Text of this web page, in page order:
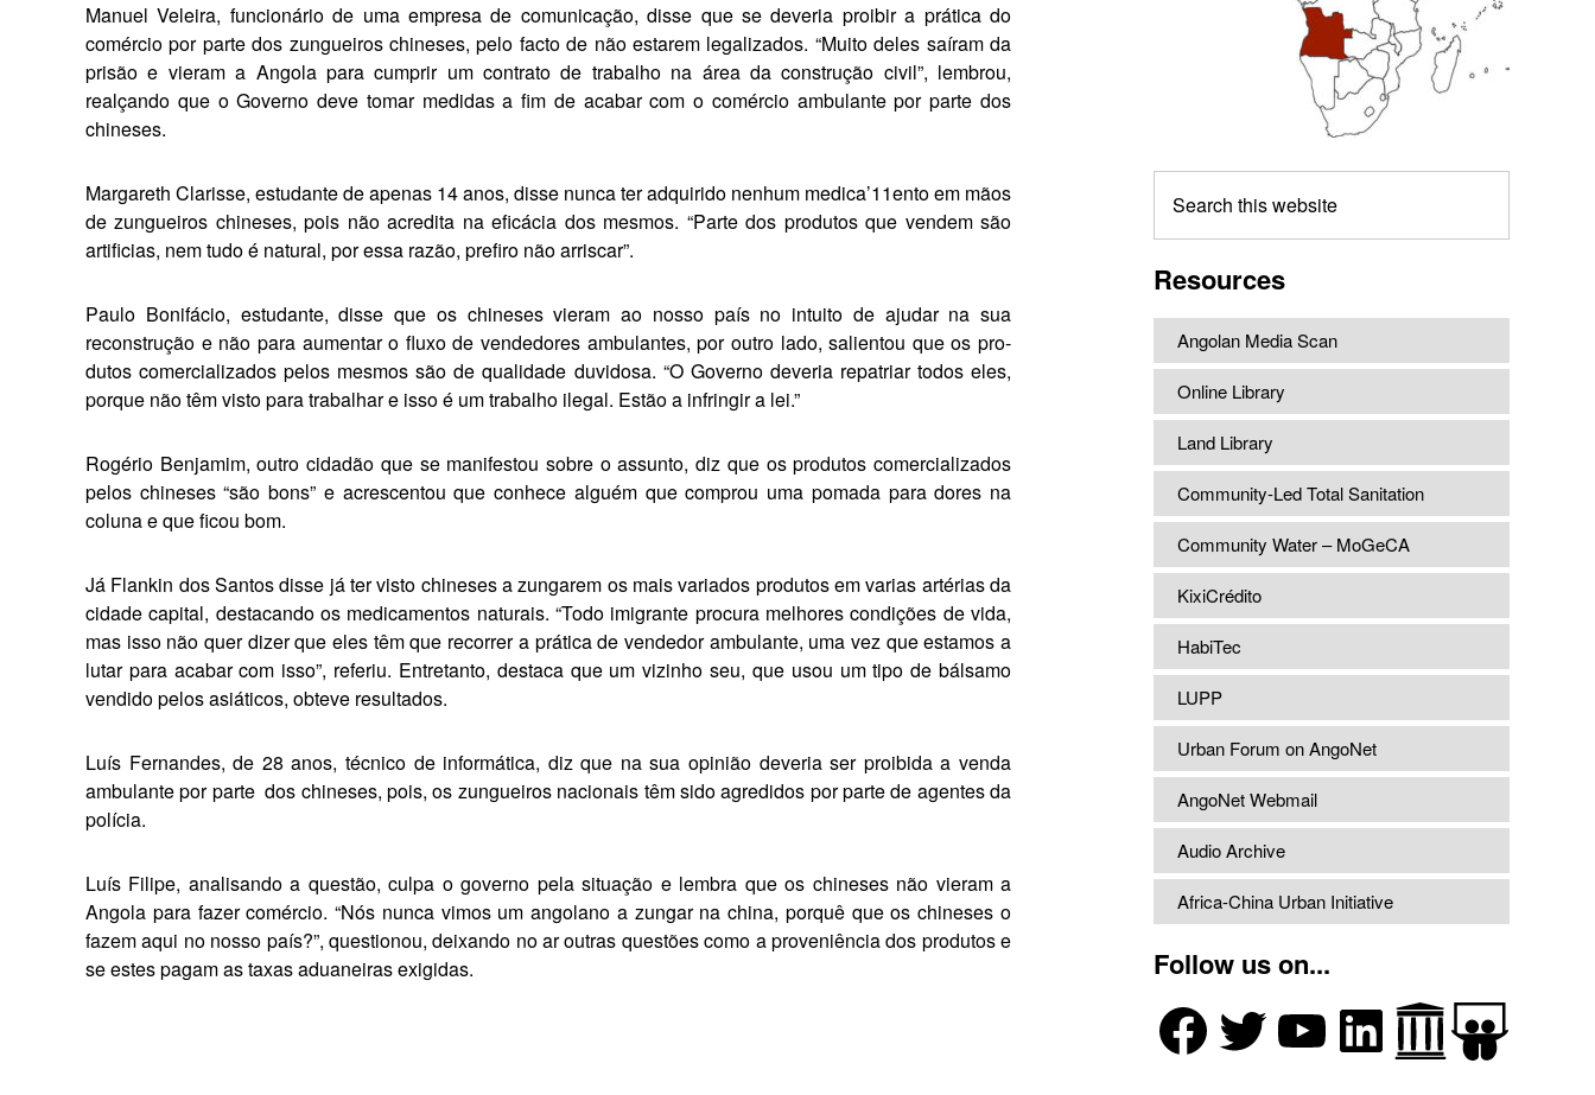
Manuel Veleira, funcionário de uma empresa de comunicação, disse que se deveria proibir a prática do
comércio por parte dos zungueiros chineses, pelo facto de não estarem legalizados. “Muito deles saíram da
prisão e vieram a Angola para cumprir um contrato de trabalho na área da construção civil”, lembrou,
realçando que o Governo deve tomar medidas a fim de acabar com o comércio ambulante por parte dos
chineses.
Margareth Clarisse, estudante de ape­nas 14 anos, disse nunca ter adquirido nenhum medica’11ento em mãos
de zungueiros chineses, pois não acredita na eficácia dos mesmos. “Parte dos produtos que vendem são
artificias, nem tudo é na­tural, por essa razão, prefiro não arriscar”.
Paulo Bonifácio, estudante, disse que os chineses vieram ao nosso país no intuito de ajudar na sua
reconstrução e não para aumentar o fluxo de vendedores ambu­lantes, por outro lado, salientou que os pro­
dutos comercializados pelos mesmos são de qualidade duvidosa. “O Governo deveria repatriar todos eles,
porque não têm visto para trabalhar e isso é um trabalho ilegal. Estão a infringir a lei.”
Rogério Benjamim, outro cidadão que se manifestou sobre o assunto, diz que os produtos comercializados
pelos chineses “são bons” e acres­centou que conhece alguém que comprou uma pomada para dores na
coluna e que ficou bom.
Já Flankin dos Santos disse já ter visto chi­neses a zungarem os mais variados produ­tos em varias artérias da
cidade capital, destacando os medicamentos naturais. “Todo imigrante procura melhores condições de vida,
mas isso não quer dizer que eles têm que recorrer a prática de vendedor ambulante, uma vez que estamos a
lutar para acabar com isso”, referiu. Entretanto, destaca que um vizinho seu, que usou um tipo de bálsamo
vendido pelos asiáticos, obteve resultados.
Luís Fernandes, de 28 anos, técnico de informática, diz que na sua opinião dev­eria ser proibida a venda
ambulante por parte dos chineses, pois, os zungueiros nacionais têm sido agredidos por parte de agentes da
polícia.
Luís Filipe, analisando a questão, culpa o governo pela situação e lem­bra que os chineses não vieram a
Angola para fazer comércio. “Nós nunca vimos um angolano a zungar na china, porquê que os chineses o
fazem aqui no nosso país?”, questio­nou, deixando no ar outras questões como a proveniência dos produtos e
se estes pagam as taxas aduaneiras exigidas.
this
Resources
Angolan Media Scan
Online Library
Land Library
Community-Led Total Sanitation
Community Water – MoGeCA
KixiCrédito
HabiTec
LUPP
Urban Forum on AngoNet
AngoNet Webmail
Audio Archive
Africa-China Urban Initiative
Follow us on...